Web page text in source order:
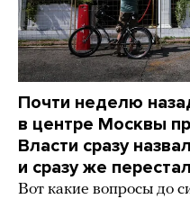
Почти неделю
в центре Москвы
Власти сразу
и сразу же
Вот какие вопросы до